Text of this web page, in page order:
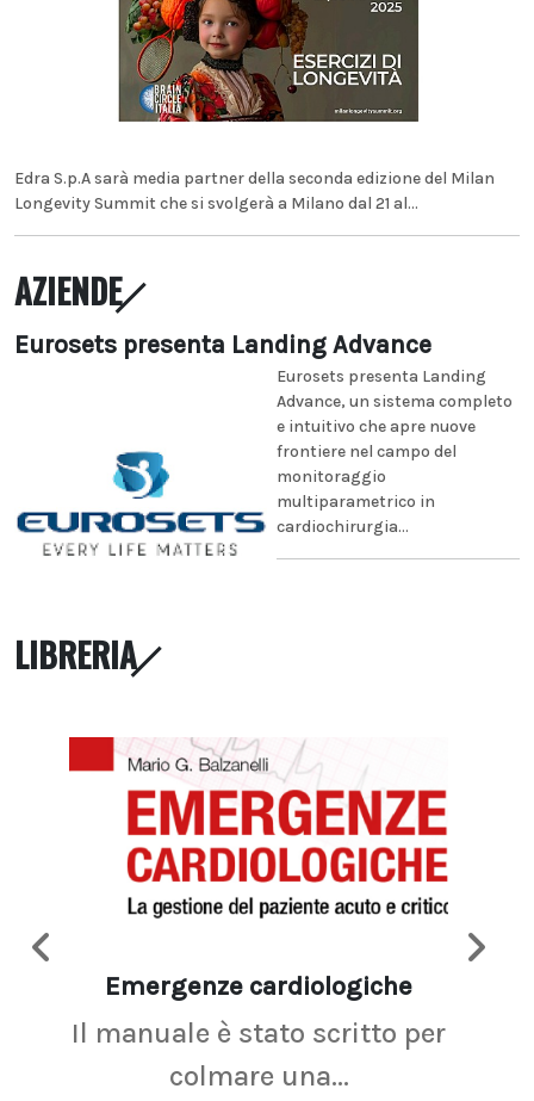
Edra S.p.A sarà media partner della seconda edizione del Milan
Longevity Summit che si svolgerà a Milano dal 21 al...
AZIENDE
Eurosets presenta Landing Advance
Eurosets presenta Landing
Advance, un sistema completo
e intuitivo che apre nuove
frontiere nel campo del
monitoraggio
multiparametrico in
cardiochirurgia...
LIBRERIA
Emergenze cardiologiche
Il manuale è stato scritto per
colmare una...